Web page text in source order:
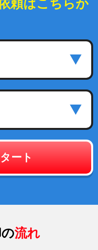
頼はこちらか
ート
流れ